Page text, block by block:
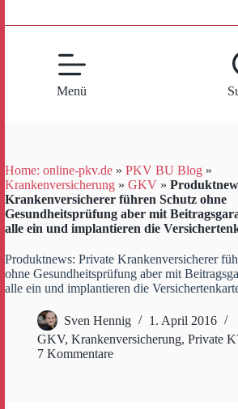
Menü
Home: online-pkv.de » PKV BU Blog »
Krankenversicherung » GKV »
Krankenversicherer führen Schutz ohne
Gesundheitsprüfung aber mit
alle ein und implantieren die
Produktnews: Private Krankenversicherer
ohne Gesundheitsprüfung aber mit
alle ein und implantieren die
Sven Hennig
1. April 2016
GKV, Krankenversicherung, Private
7 Kommentare